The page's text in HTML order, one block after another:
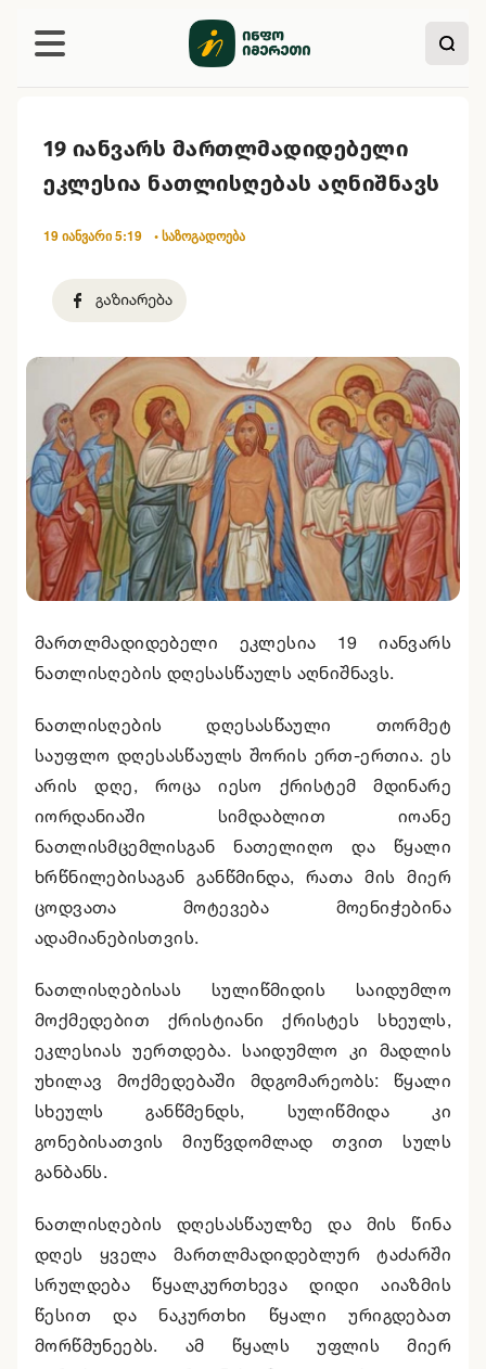
19 იანვარს მართლმადიდებელი
ეკლესია ნათლისღებას აღნიშნავს
19 იანვარი 5:19 • საზოგადოება
მართლმადიდებელი ეკლესია 19 იანვარს
ნათლისღების დღესასწაულს აღნიშნავს.
ნათლისღების დღესასწაული თორმეტ
საუფლო დღესასწაულს შორის ერთ-ერთია. ეს
არის დღე, როცა იესო ქრისტემ მდინარე
იორდანიაში სიმდაბლით იოანე
ნათლისმცემლისგან ნათელიღო და წყალი
ხრწნილებისაგან განწმინდა, რათა მის მიერ
ცოდვათა მოტევება მოენიჭებინა
ადამიანებისთვის.
ნათლისღებისას სულიწმიდის საიდუმლო
მოქმედებით ქრისტიანი ქრისტეს სხეულს,
ეკლესიას უერთდება. საიდუმლო კი მადლის
უხილავ მოქმედებაში მდგომარეობს: წყალი
სხეულს განწმენდს, სულიწმიდა კი
გონებისათვის მიუწვდომლად თვით სულს
განბანს.
ნათლისღების დღესასწაულზე და მის წინა
დღეს ყველა მართლმადიდებლურ ტაძარში
სრულდება წყალკურთხევა დიდი აიაზმის
წესით და ნაკურთხი წყალი ურიგდებათ
მორწმუნეებს. ამ წყალს უფლის მიერ